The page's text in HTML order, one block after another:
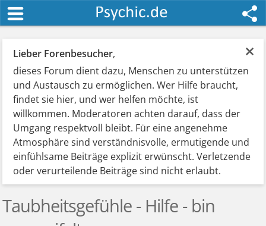
×
Lieber Forenbesucher,
dieses Forum dient dazu, Menschen zu unterstützen
und Austausch zu ermöglichen. Wer Hilfe braucht,
findet sie hier, und wer helfen möchte, ist
willkommen. Moderatoren achten darauf, dass der
Umgang respektvoll bleibt. Für eine angenehme
Atmosphäre sind verständnisvolle, ermutigende und
einfühlsame Beiträge explizit erwünscht. Verletzende
oder verurteilende Beiträge sind nicht erlaubt.
Taubheitsgefühle - Hilfe - bin